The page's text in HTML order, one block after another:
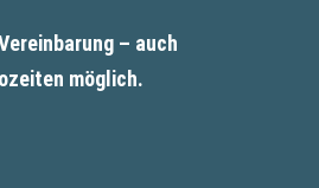
– auch
möglich.